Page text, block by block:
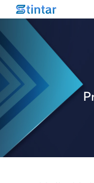
put google tag in file